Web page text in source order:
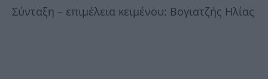
Σύνταξη – επιμέλεια κειμένου: Βογιατζής Ηλίας